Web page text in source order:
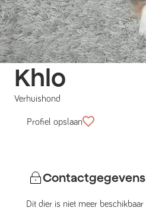
Khlo
Verhuishond
Profiel opslaan
Contactgegevens
Dit dier is niet meer beschikbaar